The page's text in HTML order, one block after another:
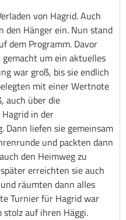
von Hagrid. Auch
den Hänger ein. Nun stand
dem Programm. Davor
um ein aktuelles
war groß, bis sie endlich
mit einer Wertnote
auch über die
in der
Dann liefen sie gemeinsam
und packten dann
den Heimweg zu
erreichten sie auch
räumten dann alles
Turnier für Hagrid war
auf ihren Häggi.